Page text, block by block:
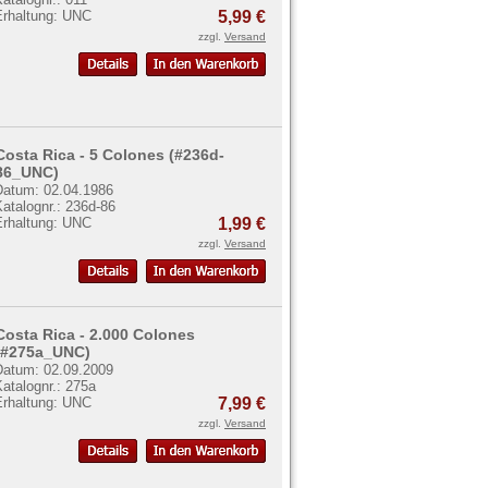
UNC
5,99 €
zzgl. Versand
Rica - 5 Colones (#236d-
02.04.1986
236d-86
UNC
1,99 €
zzgl. Versand
Rica - 2.000 Colones
02.09.2009
275a
UNC
7,99 €
zzgl. Versand